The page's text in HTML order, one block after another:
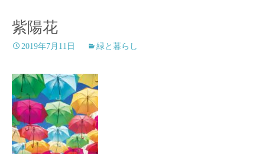
紫陽花
2019年7月11日 緑と暮らし